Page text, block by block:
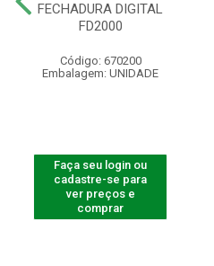
FECHADURA DIGITAL
FD2000
Código: 670200
Embalagem: UNIDADE
Faça seu login ou
cadastre-se para
ver preços e
comprar